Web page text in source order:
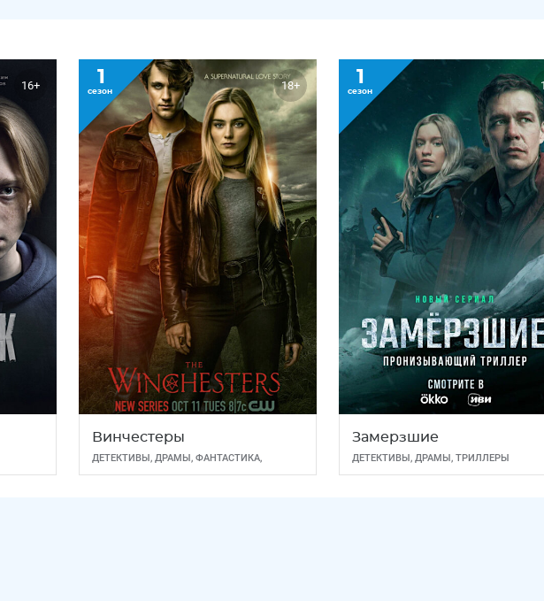
16+ 1
сезон 18+
Винчестеры
ДЕТЕКТИВЫ,ДРАМЫ,ФАНТАСТИКА,
ФЭНТЕЗИ
1
сезон
Замерзшие
ДЕТЕКТИВЫ, ДРАМЫ, ТРИЛЛЕРЫ